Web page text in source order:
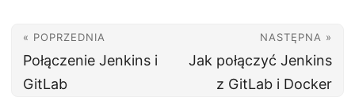
« POPRZEDNIA
Połączenie Jenkins i
GitLab
NASTĘPNA »
Jak połączyć Jenkins
z GitLab i Docker